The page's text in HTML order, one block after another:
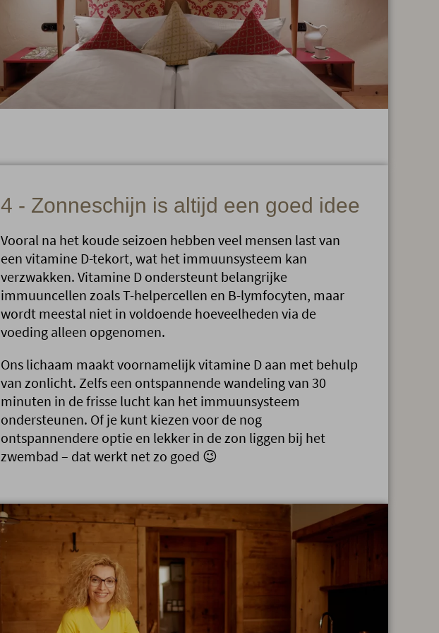
4 - Zonneschijn is altijd een goed idee
Vooral na het koude seizoen hebben veel mensen last van
een vitamine D-tekort, wat het immuunsysteem kan
verzwakken. Vitamine D ondersteunt belangrijke
immuuncellen zoals T-helpercellen en B-lymfocyten, maar
wordt meestal niet in voldoende hoeveelheden via de
voeding alleen opgenomen.
Ons lichaam maakt voornamelijk vitamine D aan met behulp
van zonlicht. Zelfs een ontspannende wandeling van 30
minuten in de frisse lucht kan het immuunsysteem
ondersteunen. Of je kunt kiezen voor de nog
ontspannendere optie en lekker in de zon liggen bij het
zwembad – dat werkt net zo goed 😉